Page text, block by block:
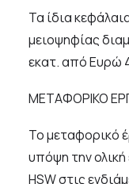
Τα ίδια
μειοψηφίας
εκατ. από Ευρώ
ΜΕΤΑΦΟΡΙΚΟ
Το μεταφορικό
υπόψη την
HSW στις